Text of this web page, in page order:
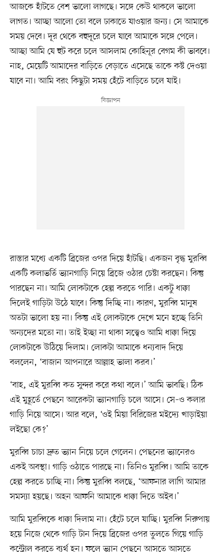
আজকে হাঁটতে বেশ ভালো লাগছে। সঙ্গে কেউ থাকলে ভালো
লাগত। আচ্ছা আলো তো বলে ঢাকাতে যাওয়ার জন্য। সে আমাকে
সময় দেবে। দূর থেকে বহুদূরে চলে যাবে আমাকে সঙ্গে পেলে।
আচ্ছা আমি যে হুট করে চলে আসলাম কোহিনূর বেগম কী ভাববে।
নাহ, মেয়েটি আমাদের বাড়িতে বেড়াতে এসেছে তাকে কষ্ট দেওয়া
যাবে না। আমি বরং কিছুটা সময় হেঁটে বাড়িতে চলে যাই।
রাস্তার মধ্যে একটি ব্রিজের ওপর দিয়ে হাঁটছি। একজন বৃদ্ধ মুরব্বি
একটি কলাভর্তি ভ্যানগাড়ি নিয়ে ব্রিজে ওঠার চেষ্টা করছেন। কিন্তু
পারছেন না। আমি লোকটাকে হেল্প করতে পারি। একটু ধাক্কা
দিলেই গাড়িটা উঠে যাবে। কিন্তু দিচ্ছি না। কারণ, মুরব্বি মানুষ
অতটা ভালো হয় না। কিন্তু এই লোকটাকে দেখে মনে হচ্ছে তিনি
অন্যদের মতো না। তাই ইচ্ছা না থাকা সত্ত্বেও আমি ধাক্কা দিয়ে
লোকটাকে উঠিয়ে দিলাম। লোকটা আমাকে ধন্যবাদ দিয়ে
বললেন, ‘বাজান আপনারে আল্লাহ ভালা করব।’
‘বাহ, এই মুরব্বি কত সুন্দর করে কথা বলে।’ আমি ভাবছি। ঠিক
এই মুহূর্তে পেছনে আরেকটা ভ্যানগাড়ি চলে আসে। সে–ও কলার
গাড়ি নিয়ে আসে। আর বলে, ‘ওই মিয়া বিরিজের মইদ্যে খাড়াইয়া
লইছো কে?’
মুরব্বি চাচা দ্রুত ভ্যান নিয়ে চলে গেলেন। পেছনের ভ্যানেরও
একই অবস্থা। গাড়ি ওঠাতে পারছে না। তিনিও মুরব্বি। আমি তাকে
হেল্প করতে চাচ্ছি না। কিন্তু মুরব্বি বলছে, ‘আফনার লাগি আমার
সমস্যা হয়ছে। অহন আফনি আমাকে ধাক্কা দিতে অইব।’
আমি মুরব্বিকে ধাক্কা দিলাম না। হেঁটে চলে যাচ্ছি। মুরব্বি নিরুপায়
হয়ে নিজে থেকে গাড়ি টান দিয়ে ব্রিজের ওপর তুলতে গিয়ে গাড়ি
কন্ট্রোল করতে ব্যর্থ হন। ফলে ভ্যান পেছনে আসতে আসতে